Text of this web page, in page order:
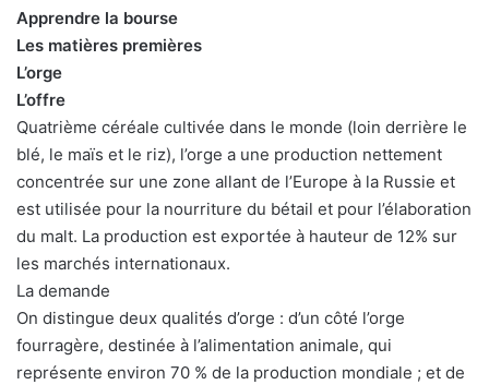
Apprendre la bourse
Les matières premières
L’orge
L’offre
Quatrième céréale cultivée dans le monde (loin derrière le
blé, le maïs et le riz), l’orge a une production nettement
concentrée sur une zone allant de l’Europe à la Russie et
est utilisée pour la nourriture du bétail et pour l’élaboration
du malt. La production est exportée à hauteur de 12% sur
les marchés internationaux.
La demande
On distingue deux qualités d’orge : d’un côté l’orge
fourragère, destinée à l’alimentation animale, qui
représente environ 70 % de la production mondiale ; et de